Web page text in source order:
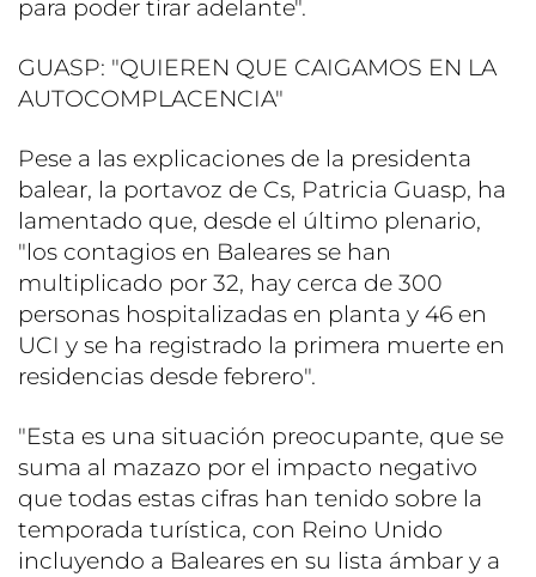
para poder tirar adelante".
GUASP: "QUIEREN QUE CAIGAMOS EN LA
AUTOCOMPLACENCIA"
Pese a las explicaciones de la presidenta
balear, la portavoz de Cs, Patricia Guasp, ha
lamentado que, desde el último plenario,
"los contagios en Baleares se han
multiplicado por 32, hay cerca de 300
personas hospitalizadas en planta y 46 en
UCI y se ha registrado la primera muerte en
residencias desde febrero".
"Esta es una situación preocupante, que se
suma al mazazo por el impacto negativo
que todas estas cifras han tenido sobre la
temporada turística, con Reino Unido
incluyendo a Baleares en su lista ámbar y a